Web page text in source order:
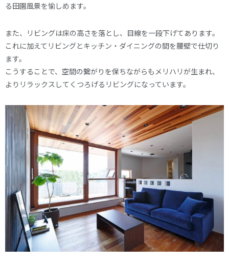
る田園風景を愉しめます。
また、リビングは床の高さを落とし、目線を一段下げてあります。
これに加えてリビングとキッチン・ダイニングの間を腰壁で仕切り
ます。
こうすることで、空間の繋がりを保ちながらもメリハリが生まれ、
よりリラックスしてくつろげるリビングになっています。